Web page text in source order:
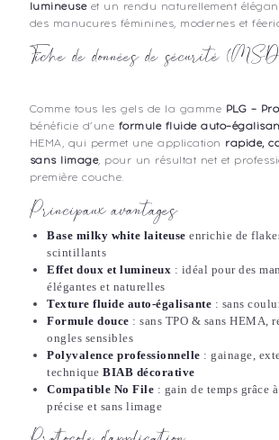
lumineuseet un rendu naturellement
des manucures féminines, modernes et
Fiche de données de sécurité
Comme tous les gels de la gamme PLG –
bénéficie d’une formule fluide auto-
HEMA, qui permet une application rapide,
sans limage, pour un résultat net et
première couche.
Principaux avantages
Base milky white laiteuse enrichie de
scintillants
Effet doux et lumineux : idéal pour des
élégantes et naturelles
Texture fluide auto-égalisante : sans
Formule douce : sans TPO & sans HEMA,
ongles sensibles
Polyvalence professionnelle : gainage,
technique BIAB décorative
Compatible No File : gain de temps grâce
précise et sans limage